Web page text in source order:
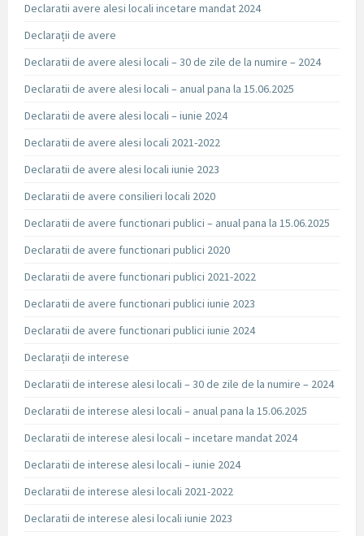
Declaratii avere alesi locali incetare mandat 2024
Declarații de avere
Declaratii de avere alesi locali – 30 de zile de la numire – 2024
Declaratii de avere alesi locali – anual pana la 15.06.2025
Declaratii de avere alesi locali – iunie 2024
Declaratii de avere alesi locali 2021-2022
Declaratii de avere alesi locali iunie 2023
Declaratii de avere consilieri locali 2020
Declaratii de avere functionari publici – anual pana la 15.06.2025
Declaratii de avere functionari publici 2020
Declaratii de avere functionari publici 2021-2022
Declaratii de avere functionari publici iunie 2023
Declaratii de avere functionari publici iunie 2024
Declarații de interese
Declaratii de interese alesi locali – 30 de zile de la numire – 2024
Declaratii de interese alesi locali – anual pana la 15.06.2025
Declaratii de interese alesi locali – incetare mandat 2024
Declaratii de interese alesi locali – iunie 2024
Declaratii de interese alesi locali 2021-2022
Declaratii de interese alesi locali iunie 2023